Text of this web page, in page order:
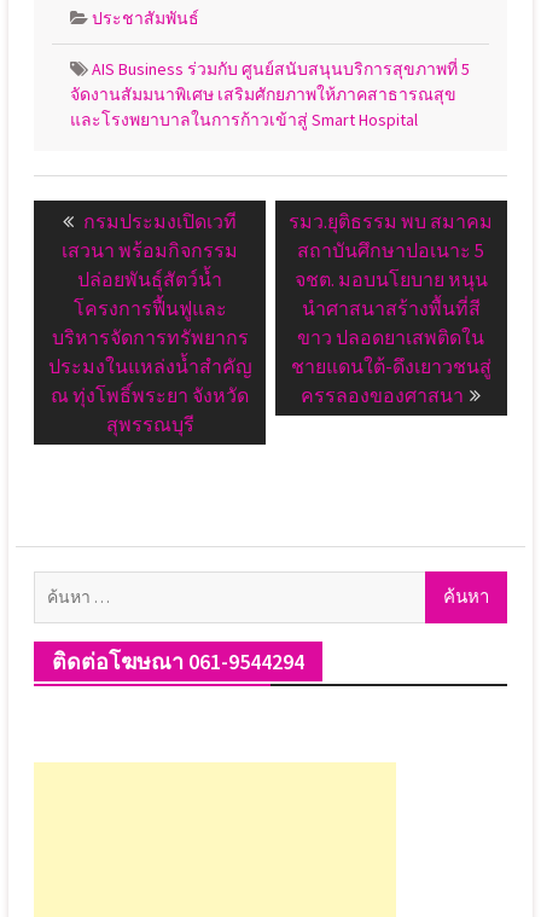
ประชาสัมพันธ์
AIS Business ร่วมกับ ศูนย์สนับสนุนบริการสุขภาพที่ 5
จัดงานสัมมนาพิเศษ เสริมศักยภาพให้ภาคสาธารณสุข
และโรงพยาบาลในการก้าวเข้าสู่ Smart Hospital
เรื่อง Previous
post:
กรมประมงเปิดเวที
เสวนา พร้อมกิจกรรม
ปล่อยพันธุ์สัตว์น้ำ
โครงการฟื้นฟูและ
บริหารจัดการทรัพยากร
ประมงในแหล่งน้ำสำคัญ
ณ ทุ่งโพธิ์พระยา จังหวัด
สุพรรณบุรี
Next
post:
รมว.ยุติธรรม พบ สมาคม
สถาบันศึกษาปอเนาะ 5
จชต. มอบนโยบาย หนุน
นำศาสนาสร้างพื้นที่สี
ขาว ปลอดยาเสพติดใน
ชายแดนใต้-ดึงเยาวชนสู่
ครรลองของศาสนา
ค้นหา
ติดต่อโฆษณา 061-9544294